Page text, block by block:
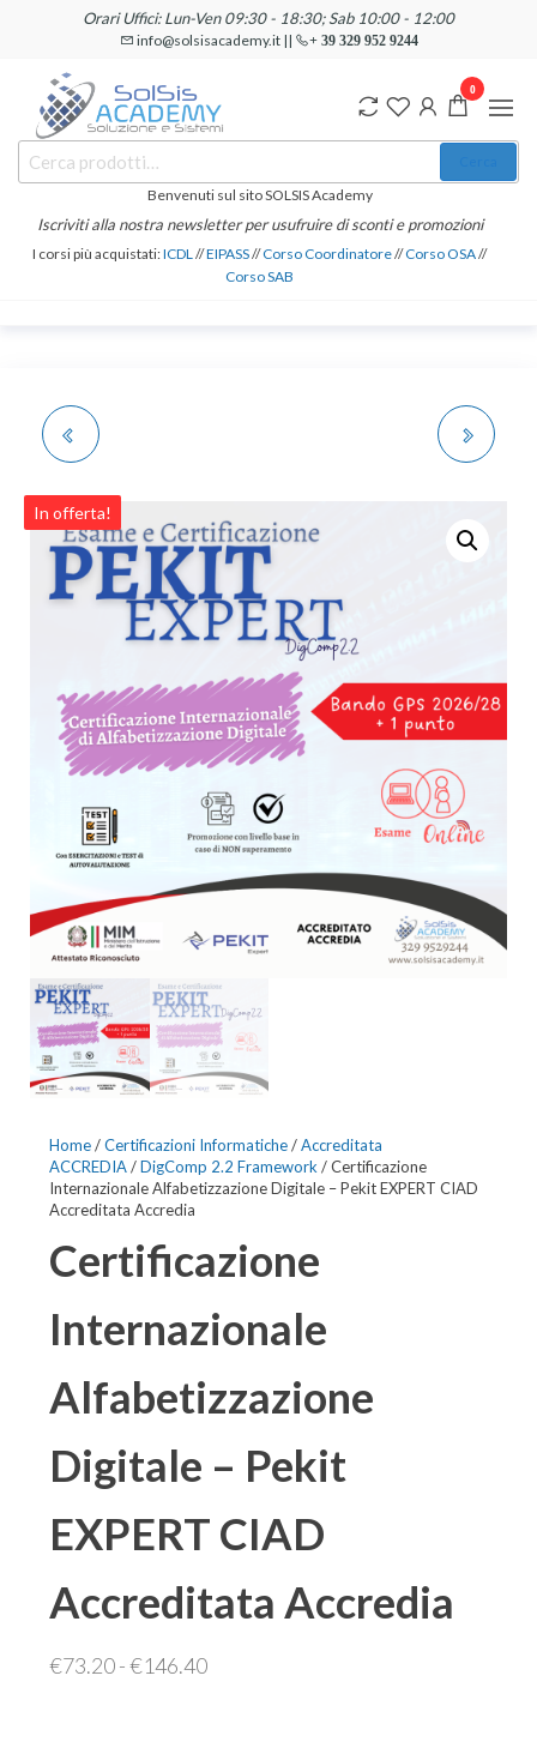
contenuto
Orari Uffici: Lun-Ven 09:30 - 18:30; Sab 10:00 - 12:00
info@solsisacademy.it || + 39 329 952 9244
SOLSIS
Academy
Corsi e
Certificazioni
Linguistiche
Benvenuti sul sito SOLSIS Academy
Iscriviti alla nostra newsletter per usufruire di sconti e promozioni
I corsi più acquistati:ICDL//EIPASS//Corso Coordinatore//Corso OSA//
Corso SAB
0
INTERNAZIONALE
ALFABETIZZAZIONE
DIGITALE - EEDP
ACCREDITATA
ACCREDITATA
ACCREDIA - FORMULA
SPEEDY
In offerta!
Home/Certificazioni Informatiche/Accreditata
ACCREDIA/DigComp 2.2 Framework / Certificazione
Internazionale Alfabetizzazione Digitale – Pekit EXPERT CIAD
Accreditata Accredia
Certificazione
Internazionale
Alfabetizzazione
Digitale – Pekit
EXPERT CIAD
Accreditata Accredia
€73.20-€146.40Fascia